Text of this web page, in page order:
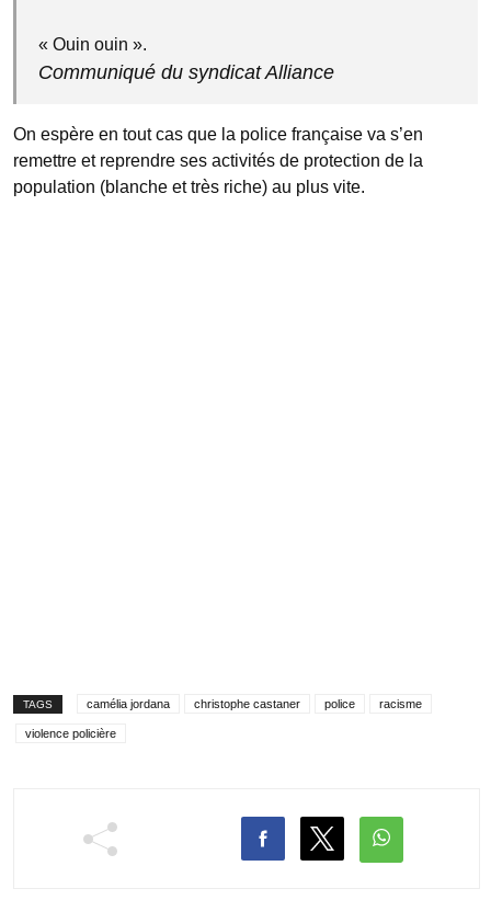
« Ouin ouin ».
Communiqué du syndicat Alliance
On espère en tout cas que la police française va s’en
remettre et reprendre ses activités de protection de la
population (blanche et très riche) au plus vite.
TAGS camélia jordana christophe castaner police racisme
violence policière